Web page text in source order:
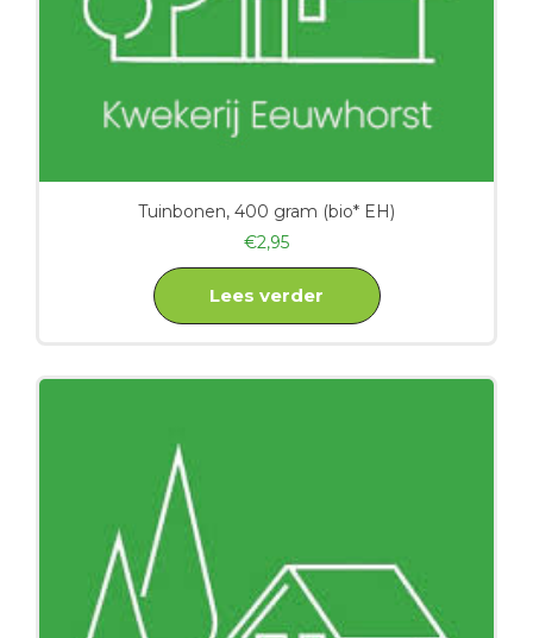
Tuinbonen, 400 gram (bio* EH)
€2,95
Lees verder